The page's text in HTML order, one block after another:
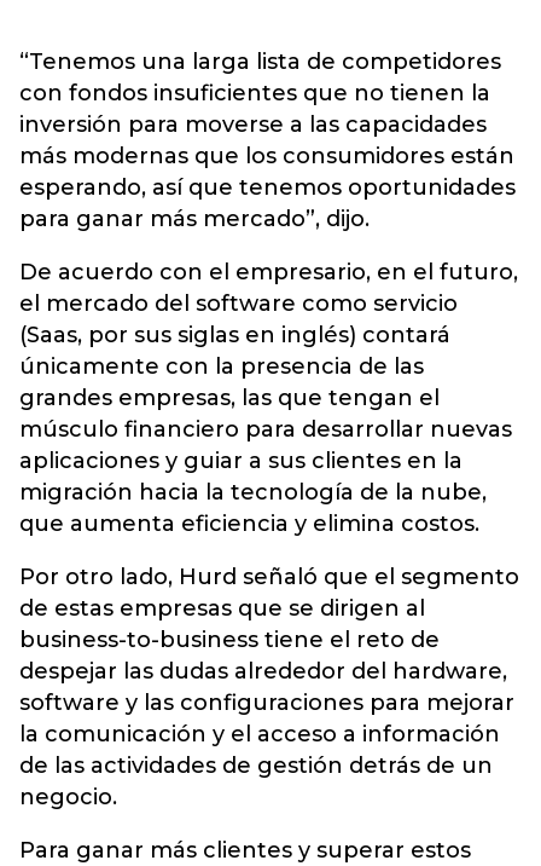
“Tenemos una larga lista de competidores
con fondos insuficientes que no tienen la
inversión para moverse a las capacidades
más modernas que los consumidores están
esperando, así que tenemos oportunidades
para ganar más mercado”, dijo.
De acuerdo con el empresario, en el futuro,
el mercado del software como servicio
(Saas, por sus siglas en inglés) contará
únicamente con la presencia de las
grandes empresas, las que tengan el
músculo financiero para desarrollar nuevas
aplicaciones y guiar a sus clientes en la
migración hacia la tecnología de la nube,
que aumenta eficiencia y elimina costos.
Por otro lado, Hurd señaló que el segmento
de estas empresas que se dirigen al
business-to-business tiene el reto de
despejar las dudas alrededor del hardware,
software y las configuraciones para mejorar
la comunicación y el acceso a información
de las actividades de gestión detrás de un
negocio.
Para ganar más clientes y superar estos